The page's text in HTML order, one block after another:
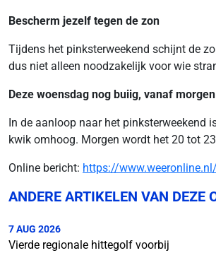
Bescherm jezelf tegen de zon
Tijdens het pinksterweekend schijnt de
dus niet alleen noodzakelijk voor wie
Deze woensdag nog buiig, vanaf
In de aanloop naar het pinksterweekend
kwik omhoog. Morgen wordt het 20 tot
Online bericht: https://
ANDERE ARTIKELEN VAN DEZE
7 AUG 2026
Vierde regionale hittegolf voorbij